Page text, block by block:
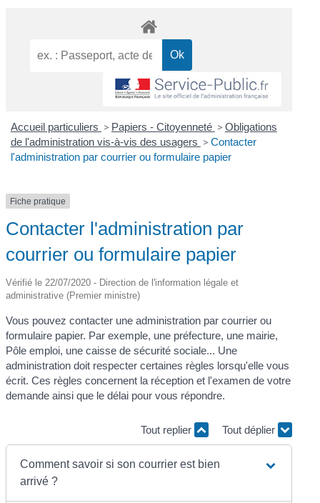
Accueil particuliers > Papiers - Citoyenneté > Obligations
de l'administration vis-à-vis des usagers > Contacter
l'administration par courrier ou formulaire papier
Fiche pratique
Contacter l'administration par
courrier ou formulaire papier
Vérifié le 22/07/2020 - Direction de l'information légale et
administrative (Premier ministre)
Vous pouvez contacter une administration par courrier ou
formulaire papier. Par exemple, une préfecture, une mairie,
Pôle emploi, une caisse de sécurité sociale... Une
administration doit respecter certaines règles lorsqu'elle vous
écrit. Ces règles concernent la réception et l'examen de votre
demande ainsi que le délai pour vous répondre.
Tout replier Tout déplier
Comment savoir si son courrier est bien
arrivé ?